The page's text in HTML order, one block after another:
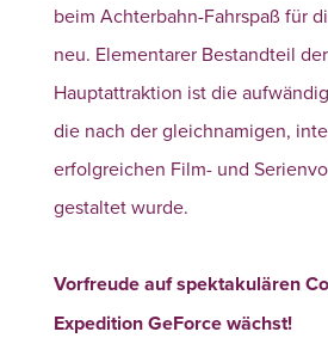
beim Achterbahn-Fahrspaß für
neu. Elementarer Bestandteil
Hauptattraktion ist die
die nach der gleichnamigen,
erfolgreichen Film- und
gestaltet wurde.
Vorfreude auf spektakulären
Expedition GeForce wächst!